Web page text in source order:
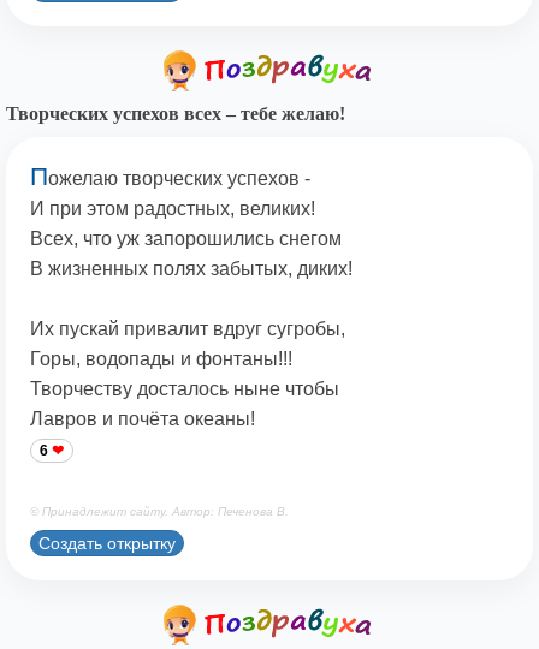
Творческих успехов всех – тебе желаю!
Пожелаю творческих успехов -
И при этом радостных, великих!
Всех, что уж запорошились снегом
В жизненных полях забытых, диких!
Их пускай привалит вдруг сугробы,
Горы, водопады и фонтаны!!!
Творчеству досталось ныне чтобы
Лавров и почёта океаны!
6
© Принадлежит сайту. Автор: Печенова В.
Создать открытку